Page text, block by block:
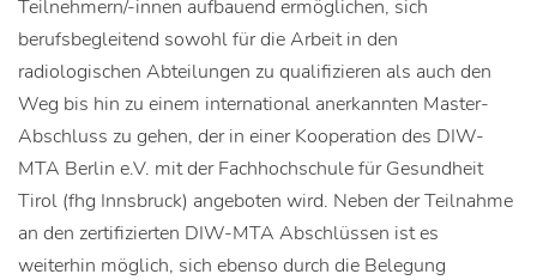
Teilnehmern/-innen aufbauend ermöglichen, sich
berufsbegleitend sowohl für die Arbeit in den
radiologischen Abteilungen zu qualifizieren als auch den
Weg bis hin zu einem international anerkannten Master-
Abschluss zu gehen, der in einer Kooperation des DIW-
MTA Berlin e.V. mit der Fachhochschule für Gesundheit
Tirol (fhg Innsbruck) angeboten wird. Neben der Teilnahme
an den zertifizierten DIW-MTA Abschlüssen ist es
weiterhin möglich, sich ebenso durch die Belegung